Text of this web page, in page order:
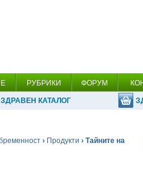
РУБРИКИ ФОРУМ
ЗДРАВЕН КАТАЛОГ
› Продукти › Тайните на